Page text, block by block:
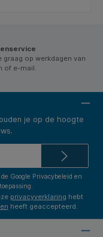
graag op werkdagen van
of e-mail.
je op de hoogte
Google Privacybeleid en
privacyverklaring hebt
heeft geaccepteerd.